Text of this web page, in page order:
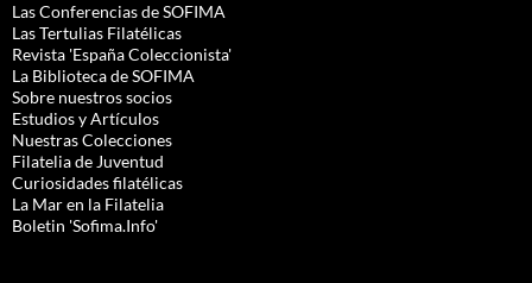
Las Conferencias de SOFIMA
Las Tertulias Filatélicas
Revista 'España Coleccionista'
La Biblioteca de SOFIMA
Sobre nuestros socios
Estudios y Artículos
Nuestras Colecciones
Filatelia de Juventud
Curiosidades filatélicas
La Mar en la Filatelia
Boletin 'Sofima.Info'